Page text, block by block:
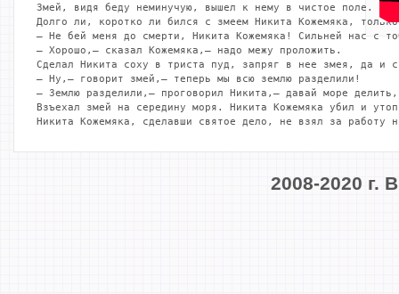
Змей, видя беду неминучую, вышел к нему в чистое поле.
Долго ли, коротко ли бился с змеем Никита Кожемяка,
— Не бей меня до смерти, Никита Кожемяка! Сильней нас с
— Хорошо,— сказал Кожемяка,— надо межу проложить.
Сделал Никита соху в триста пуд, запряг в нее змея, да и
— Ну,— говорит змей,— теперь мы всю землю разделили!
— Землю разделили,— проговорил Никита,— давай море
Взъехал змей на середину моря. Никита Кожемяка убил и
Никита Кожемяка, сделавши святое дело, не взял за работу
2008-2020 г.